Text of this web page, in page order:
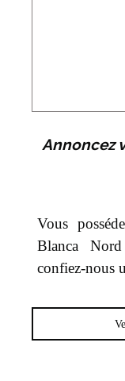
Annoncez
Vous
Blanca
confiez-nous